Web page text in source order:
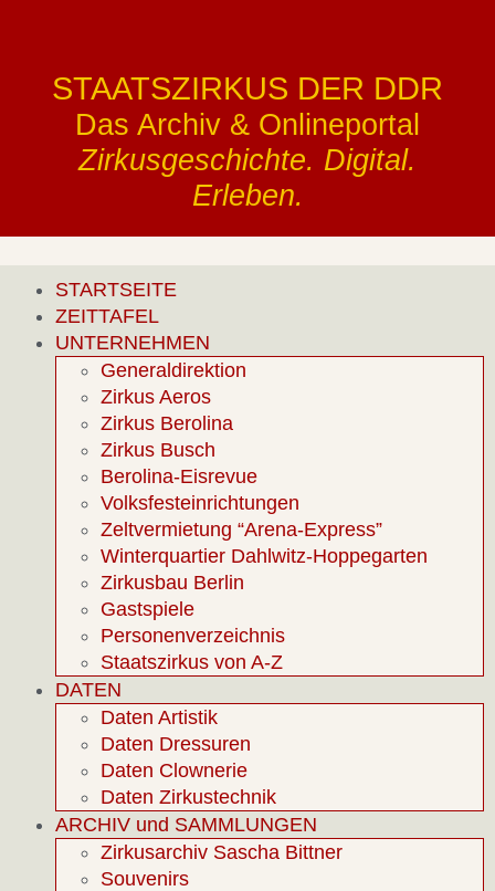
STAATSZIRKUS DER DDR
Das Archiv & Onlineportal
Zirkusgeschichte. Digital.
Erleben.
STARTSEITE
ZEITTAFEL
UNTERNEHMEN
Generaldirektion
Zirkus Aeros
Zirkus Berolina
Zirkus Busch
Berolina-Eisrevue
Volksfesteinrichtungen
Zeltvermietung “Arena-Express”
Winterquartier Dahlwitz-Hoppegarten
Zirkusbau Berlin
Gastspiele
Personenverzeichnis
Staatszirkus von A-Z
DATEN
Daten Artistik
Daten Dressuren
Daten Clownerie
Daten Zirkustechnik
ARCHIV und SAMMLUNGEN
Zirkusarchiv Sascha Bittner
Souvenirs